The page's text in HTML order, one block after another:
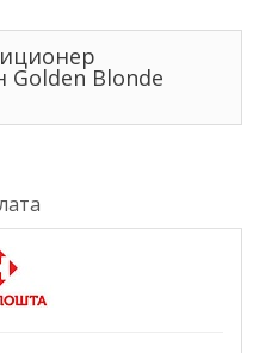
Golden Blonde